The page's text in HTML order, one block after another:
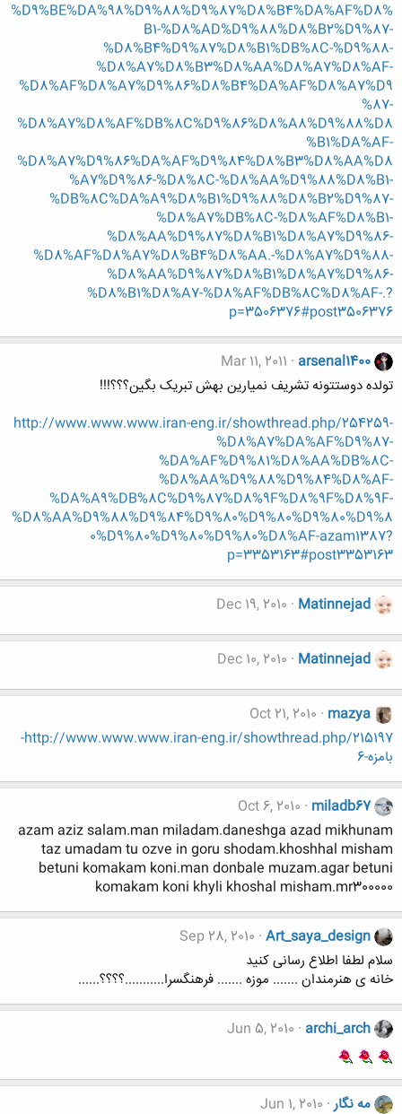
%D9%BE%DA%98%D9%88%D9%87%D8%B4%DA%AF%D8%
B1-%D8%AD%D9%88%D8%B2%D9%87-
%D8%B4%D9%87%D8%B1%DB%8C-%D9%88-
%D8%A7%D8%B3%D8%AA%D8%A7%D8%AF-
%D8%AF%D8%A7%D9%86%D8%B4%DA%AF%D8%A7%D9
%87-
%D8%A7%D8%AF%DB%8C%D9%86%D8%A8%D9%88%D8
%B1%DA%AF-
%D8%A7%D9%86%DA%AF%D9%84%D8%B3%D8%AA%D8
%A7%D9%86-%D8%8C-%D8%AA%D9%88%D8%B1-
%DB%8C%DA%A9%D8%B1%D9%88%D8%B2%D9%87-
%D8%A7%DB%8C-%D8%AF%D8%B1-
%D8%AA%D9%87%D8%B1%D8%A7%D9%86-
%D8%AF%D8%A7%D8%B4%D8%AA.-%D8%A7%D9%88-
%D8%AA%D9%87%D8%B1%D8%A7%D9%86-
%D8%B1%D8%A7-%D8%AF%DB%8C%D8%AF-.?
p=3506376#post3506376
arsenal1400
Mar 11, 2011
تولده دوستتونه تشریف نمیارین بهش تبریک بگین؟؟؟!!!
http://www.www.www.iran-eng.ir/showthread.php/254259-
%D8%A7%DA%AF%D9%87-
%DA%AF%D9%81%D8%AA%DB%8C-
%D8%AA%D9%88%D9%84%D8%AF-
%DA%A9%DB%8C%D9%87%D8%9F%D8%9F%D8%9F-
%D8%AA%D9%88%D9%84%D9%80%D9%80%D9%80%D9%8
0%D9%80%D9%80%D9%80%D8%AF-azam1387?
p=3353163#post3353163
Matinnejad
Dec 19, 2010
Matinnejad
Dec 10, 2010
mazya
Oct 21, 2010
http://www.www.www.iran-eng.ir/showthread.php/215197-
بامزه-6
miladb67
Oct 6, 2010
azam aziz salam.man miladam.daneshga azad mikhunam
taz umadam tu ozve in goru shodam.khoshhal misham
betuni komakam koni.man donbale muzam.agar betuni
komakam koni khyli khoshal misham.mr300000
Art_saya_design
Sep 28, 2010
سلام لطفا اطلاع رسانی کنید
خانه ی هنرمندان ....... موزه ....... فرهنگسرا...........؟؟؟؟......
archi_arch
Jun 5, 2010
مه نگار Jun 1, 2010